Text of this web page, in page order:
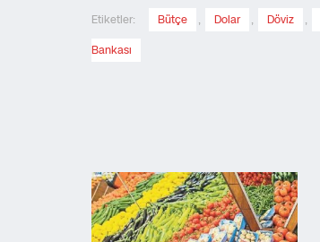
Etiketler: Bütçe , Dolar , Döviz ,
Bankası